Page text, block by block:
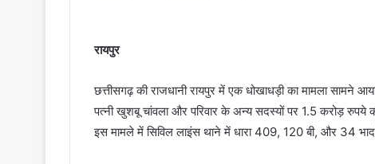
रायपुर
छत्तीसगढ़ की राजधानी रायपुर में एक धोखाधड़ी का मामला सामने
पत्नी खुशबू चांवला और परिवार के अन्य सदस्यों पर 1.5 करोड़
इस मामले में सिविल लाइंस थाने में धारा 409, 120 बी, और 34